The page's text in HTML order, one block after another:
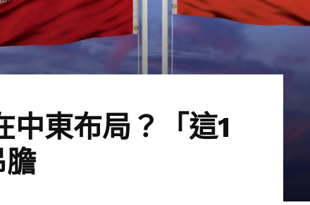
中東布局？「這1
膽